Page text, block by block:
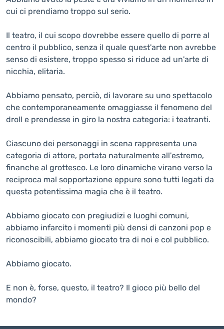
cui ci prendiamo troppo sul serio.
Il teatro, il cui scopo dovrebbe essere quello di porre al
centro il pubblico, senza il quale quest'arte non avrebbe
senso di esistere, troppo spesso si riduce ad un'arte di
nicchia, elitaria.
Abbiamo pensato, perciò, di lavorare su uno spettacolo
che contemporaneamente omaggiasse il fenomeno del
droll e prendesse in giro la nostra categoria: i teatranti.
Ciascuno dei personaggi in scena rappresenta una
categoria di attore, portata naturalmente all'estremo,
finanche al grottesco. Le loro dinamiche virano verso la
reciproca mal sopportazione eppure sono tutti legati da
questa potentissima magia che è il teatro.
Abbiamo giocato con pregiudizi e luoghi comuni,
abbiamo infarcito i momenti più densi di canzoni pop e
riconoscibili, abbiamo giocato tra di noi e col pubblico.
Abbiamo giocato.
E non è, forse, questo, il teatro? Il gioco più bello del
mondo?